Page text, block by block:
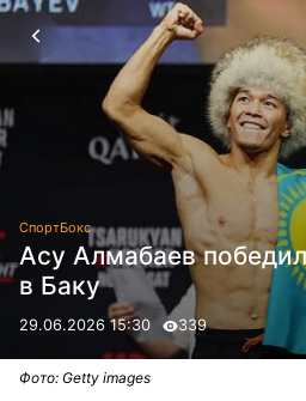
СпортБокс
Асу Алмабаев
в Баку
29.06.2026 15:30 339
Фото: Getty images